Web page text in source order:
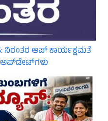
ನಿರಂತರ ಆಪ್ ಕಾರ್ಯಕ್ಷಮತೆ
ಅಪ್‌ಡೇಟ್‌ಗಳು